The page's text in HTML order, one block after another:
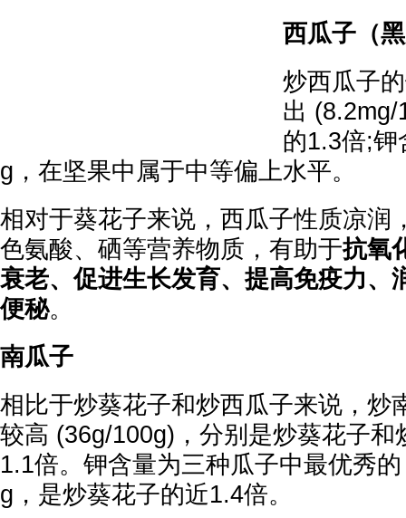
西瓜子（
炒西瓜子
出 (8.2mg/
的1.3倍;钾
g，在坚果中属于中等偏上水平。
相对于葵花子来说，西瓜子性质凉润
色氨酸、硒等营养物质，有助于抗氧
衰老、促进生长发育、提高免疫力、
便秘。
南瓜子
相比于炒葵花子和炒西瓜子来说，炒
较高 (36g/100g)，分别是炒葵花子和
1.1倍。钾含量为三种瓜子中最优秀
g，是炒葵花子的近1.4倍。